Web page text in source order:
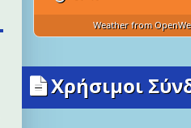
Weather from
Χρήσιμοι